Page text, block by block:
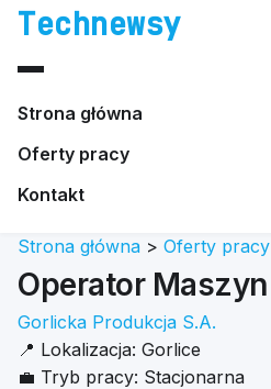
Technewsy
Strona główna
Oferty pracy
Kontakt
Strona główna > Oferty pracy
Operator Maszyn
Gorlicka Produkcja S.A.
📍 Lokalizacja: Gorlice
💼 Tryb pracy: Stacjonarna